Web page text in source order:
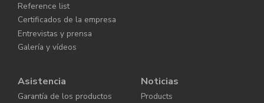
Reference list
Certificados de la empresa
Entrevistas y prensa
Galería y vídeos
Asistencia
Garantía de los productos
Noticias
Products